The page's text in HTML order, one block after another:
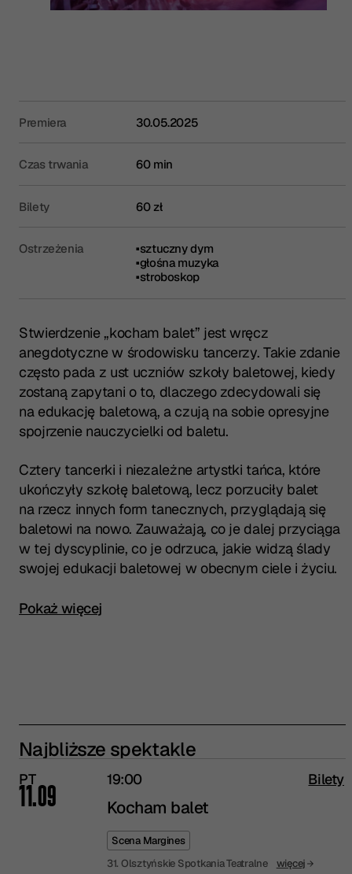
Stwierdzenie „kocham balet” jest wręcz
anegdotyczne w środowisku tancerzy. Takie zdanie
często pada z ust uczniów szkoły baletowej, kiedy
zostaną zapytani o to, dlaczego zdecydowali się
na edukację baletową, a czują na sobie opresyjne
spojrzenie nauczycielki od baletu.
Cztery tancerki i niezależne artystki tańca, które
ukończyły szkołę baletową, lecz porzuciły balet
na rzecz innych form tanecznych, przyglądają się
baletowi na nowo. Zauważają, co je dalej przyciąga
w tej dyscyplinie, co je odrzuca, jakie widzą ślady
swojej edukacji baletowej w obecnym ciele i życiu.
Kliknij, aby rozwinąć pełny opis spektaklu
Pokaż więcej
Premiera 30.05.2025
Czas trwania 60 min
Bilety 60 zł
Ostrzeżenia
sztuczny dym
głośna muzyka
stroboskop
Najbliższe spektakle
PT
11.09
19:00
Kocham balet
Scena Margines
31. Olsztyńskie Spotkania Teatralne
więcej
Bilety